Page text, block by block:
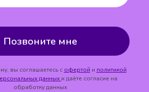
Позвоните мне
вы соглашаетесь с офертой и политикой
данных и даёте согласие на
обработку данных